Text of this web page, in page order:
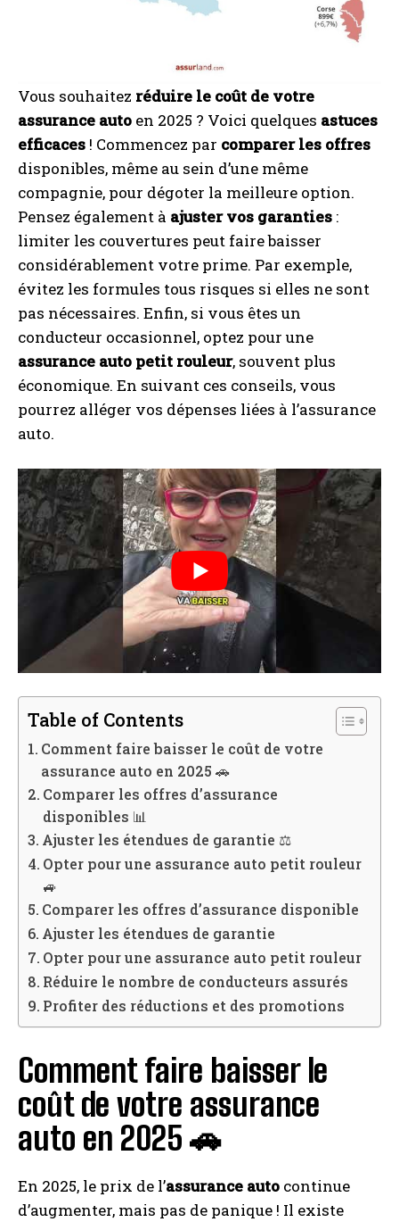
Vous souhaitez réduire le coût de votre
assurance auto en 2025 ? Voici quelques astuces
efficaces ! Commencez par comparer les offres
disponibles, même au sein d’une même
compagnie, pour dégoter la meilleure option.
Pensez également à ajuster vos garanties :
limiter les couvertures peut faire baisser
considérablement votre prime. Par exemple,
évitez les formules tous risques si elles ne sont
pas nécessaires. Enfin, si vous êtes un
conducteur occasionnel, optez pour une
assurance auto petit rouleur, souvent plus
économique. En suivant ces conseils, vous
pourrez alléger vos dépenses liées à l’assurance
auto.
Table of Contents
Comment faire baisser le coût de votre
assurance auto en 2025 🚗
Comparer les offres d’assurance
disponibles 📊
Ajuster les étendues de garantie ⚖️
Opter pour une assurance auto petit rouleur
🚙
Comparer les offres d’assurance disponible
Ajuster les étendues de garantie
Opter pour une assurance auto petit rouleur
Réduire le nombre de conducteurs assurés
Profiter des réductions et des promotions
Comment faire baisser le
coût de votre assurance
auto en 2025 🚗
En 2025, le prix de l’assurance auto continue
d’augmenter, mais pas de panique ! Il existe